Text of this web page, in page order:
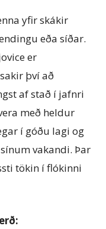
yfir skákir
eða síðar.
er
því að
af stað í jafnri
með heldur
í góðu lagi og
vakandi. Þar
tökin í flókinni